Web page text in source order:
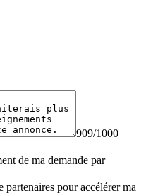
909/1000
de ma demande par
partenaires pour accélérer ma